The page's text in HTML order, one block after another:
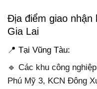
Địa điểm giao nhận
Gia Lai
📍 Tại Vũng Tàu:
🔹 Các khu công
Phú Mỹ 3, KCN Đông